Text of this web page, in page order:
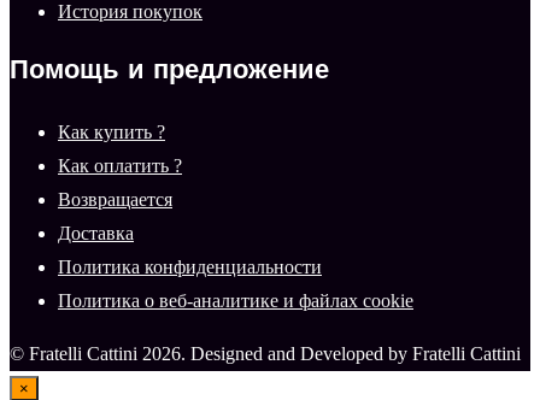
История покупок
Помощь и предложение
Как купить ?
Как оплатить ?
Возвращается
Доставка
Политика конфиденциальности
Политика о веб-аналитике и файлах cookie
© Fratelli Cattini 2026. Designed and Developed by Fratelli Cattini
×